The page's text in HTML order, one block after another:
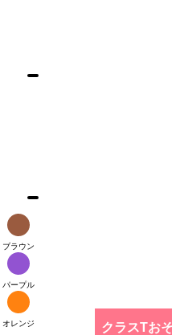
ブラウン
パープル
オレンジ クラスTお